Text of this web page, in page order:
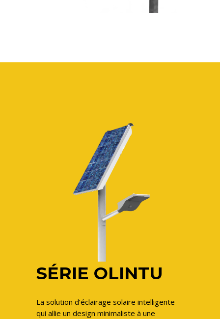
SÉRIE OLINTU
La solution d’éclairage solaire intelligente
qui allie un design minimaliste à une